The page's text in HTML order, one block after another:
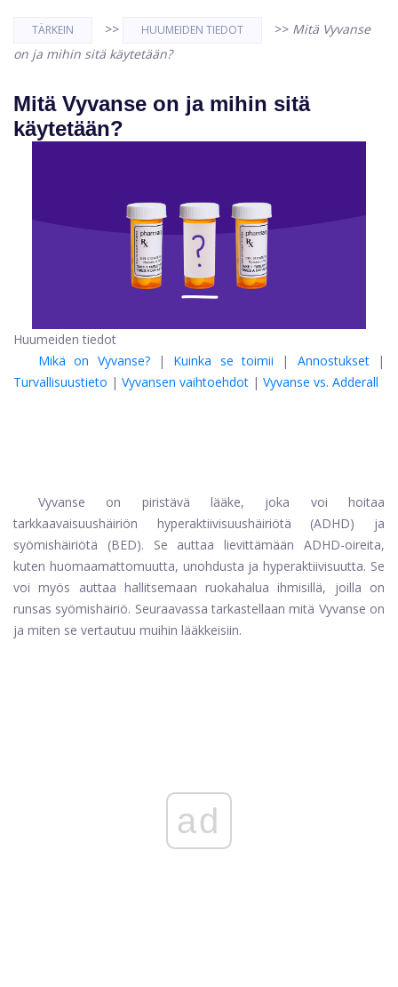
TÄRKEIN >> HUUMEIDEN TIEDOT >> Mitä Vyvanse
on ja mihin sitä käytetään?
Mitä Vyvanse on ja mihin sitä
käytetään?
Huumeiden tiedot
Mikä on Vyvanse?| Kuinka se toimii | Annostukset|
Turvallisuustieto | Vyvansen vaihtoehdot | Vyvanse vs. Adderall
Vyvanse on piristävä lääke, joka voi hoitaa
tarkkaavaisuushäiriön hyperaktiivisuushäiriötä (ADHD) ja
syömishäiriötä (BED). Se auttaa lievittämään ADHD-oireita,
kuten huomaamattomuutta, unohdusta ja hyperaktiivisuutta. Se
voi myös auttaa hallitsemaan ruokahalua ihmisillä, joilla on
runsas syömishäiriö. Seuraavassa tarkastellaan mitä Vyvanse on
ja miten se vertautuu muihin lääkkeisiin.
ad